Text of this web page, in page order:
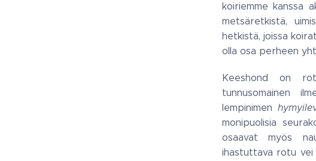
koiriemme kanssa
metsäretkistä,
hetkistä, joissa
olla osa perheen
Keeshond on
tunnusomainen
lempinimen
monipuolisia
osaavat myös
ihastuttava rotu vei